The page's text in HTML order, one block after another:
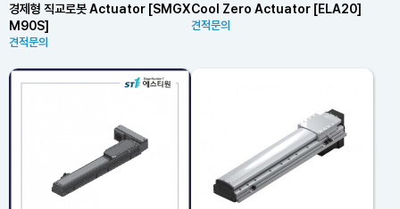
경제형 직교로봇 Actuator [SMGX
M90S]
견적문의
Cool Zero Actuator [ELA20]
견적문의